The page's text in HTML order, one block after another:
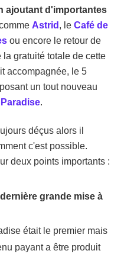
ajoutant d'importantes
Astrid , le Café de
ou encore le retour de
la gratuité totale de cette
accompagnée, le 5
un tout nouveau
.
déçus alors il
c'est possible.
deux points importants :
dernière grande mise à
était le premier mais
payant a être produit